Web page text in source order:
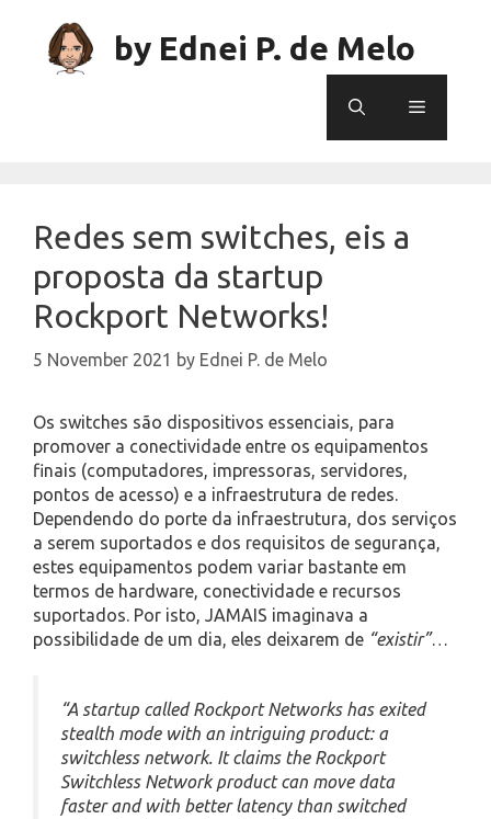
content
by Ednei P. de Melo
Menu
Redes sem switches, eis a
proposta da startup
Rockport Networks!
5 November 2021 by Ednei P. de Melo
Os switches são dispositivos essenciais, para
promover a conectividade entre os equipamentos
finais (computadores, impressoras, servidores,
pontos de acesso) e a infraestrutura de redes.
Dependendo do porte da infraestrutura, dos serviços
a serem suportados e dos requisitos de segurança,
estes equipamentos podem variar bastante em
termos de hardware, conectividade e recursos
suportados. Por isto, JAMAIS imaginava a
possibilidade de um dia, eles deixarem de “existir”…
“A startup called Rockport Networks has exited
stealth mode with an intriguing product: a
switchless network. It claims the Rockport
Switchless Network product can move data
faster and with better latency than switched